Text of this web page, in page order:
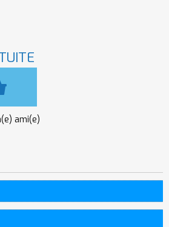
ami(e)